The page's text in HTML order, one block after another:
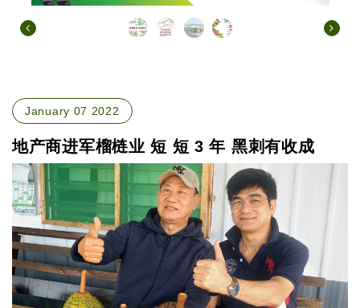
January 07 2022
地产商进军榴梿业 短 短 3 年 黑刺有收成